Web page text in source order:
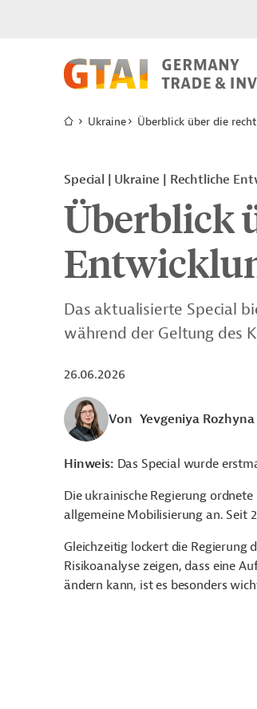
Ukraine Überblick über die
Special | Ukraine | Rechtliche
Überblick
Das aktualisierte Special
während der Geltung des
26.06.2026
Von Yevgeniya Rozhyna
Hinweis: Das Special wurde
Die ukrainische Regierung
allgemeine Mobilisierung an. Seit
Gleichzeitig lockert die Regierung
Risikoanalyse zeigen, dass eine
ändern kann, ist es besonders